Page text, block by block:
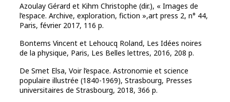
Azoulay Gérard et Kihm Christophe (dir.), « Images de
l’espace. Archive, exploration, fiction »,art press 2, n° 44,
Paris, février 2017, 116 p.
Bontems Vincent et Lehoucq Roland, Les Idées noires
de la physique, Paris, Les Belles lettres, 2016, 208 p.
De Smet Elsa, Voir l’espace. Astronomie et science
populaire illustrée (1840-1969), Strasbourg, Presses
universitaires de Strasbourg, 2018, 366 p.